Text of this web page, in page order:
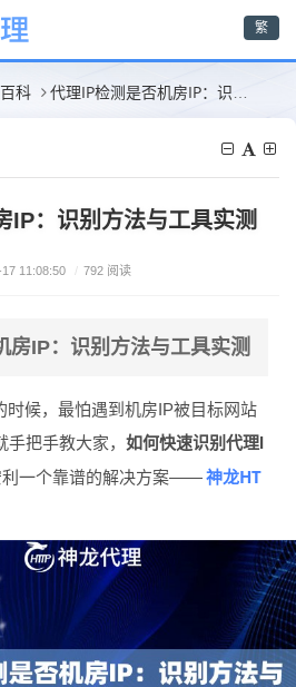
繁
科 代理IP检测是否机房IP：识别方法与工具实测
IP：识别方法与工具实测
11:08:50 / 792 阅读
房IP：识别方法与工具实测
时候，最怕遇到机房IP被目标网站
把手教大家， 如何快速识别代理I
利一个靠谱的解决方案——神龙HT